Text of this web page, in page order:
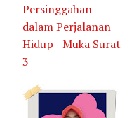
Persinggahan
dalam Perjalanan
Hidup - Muka Surat
3